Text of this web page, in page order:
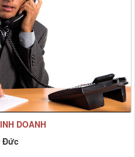
DOANH
Đức